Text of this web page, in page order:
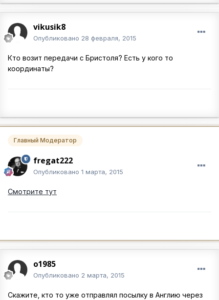
vikusik8
Опубликовано 28 февраля, 2015
Кто возит передачи с Бристоля? Есть у кого то
координаты?
Главный Модератор
fregat222
Опубликовано 1 марта, 2015
Смотрите тут
o1985
Опубликовано 2 марта, 2015
Скажите, кто то уже отправлял посылку в Англию через